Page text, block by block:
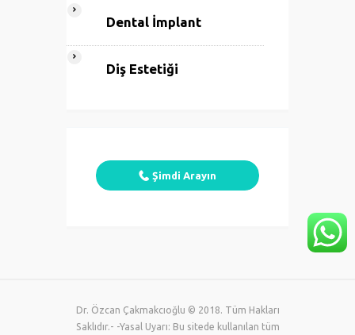
Dental İmplant
Diş Estetiği
Şimdi Arayın
Dr. Özcan Çakmakcıoğlu © 2018. Tüm Hakları
Saklıdır.- -Yasal Uyarı: Bu sitede kullanılan tüm